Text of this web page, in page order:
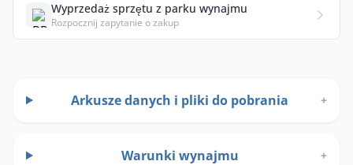
Wyprzedaż sprzętu z parku wynajmu
Rozpocznij zapytanie o zakup
Arkusze danych i pliki do pobrania +
Warunki wynajmu +